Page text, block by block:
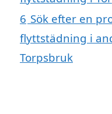
6 Sök efter en
flyttstädning i
Torpsbruk